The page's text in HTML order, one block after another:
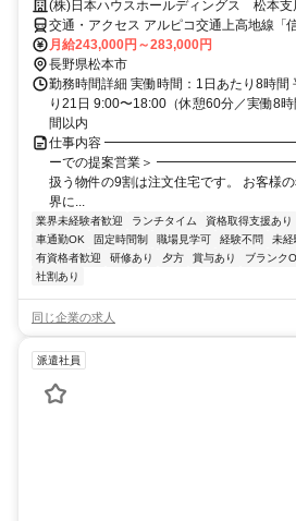
(株)日本ハウスホールディングス 松本支
交通・アクセス アルピコ交通上高地線「
月給243,000円～283,000円
長野県松本市
勤務時間詳細 実働時間：1日あたり8時間
り21日 9:00〜18:00（休憩60分／実働8
間以内
仕事内容
ーでの提案営業＞
扱う物件の9割は注文住宅です。 お客様
界に...
業界未経験者歓迎 ランチタイム 資格取得支援あり
車通勤OK
固定時間制 職場見学可 経験不問 未経
有資格者歓迎
研修あり 夕方 賞与あり ブランク
社割あり
同じ企業の求人
派遣社員